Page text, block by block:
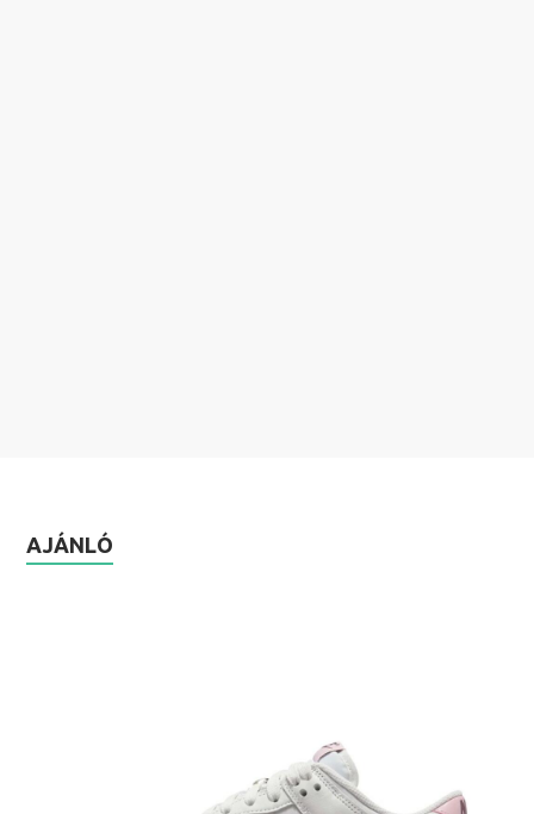
AJÁNLÓ